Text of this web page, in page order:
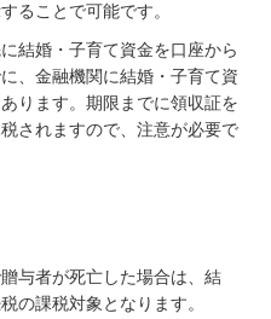
ることで可能です。
結婚・子育て資金を口座から
、金融機関に結婚・子育て資
ります。期限までに領収証を
されますので、注意が必要で
与者が死亡した場合は、結
の課税対象となります。